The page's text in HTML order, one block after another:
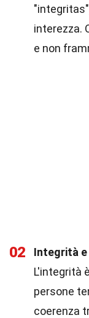
interezza.
e non
02
Integrità e
L'integrità
persone
coerenza